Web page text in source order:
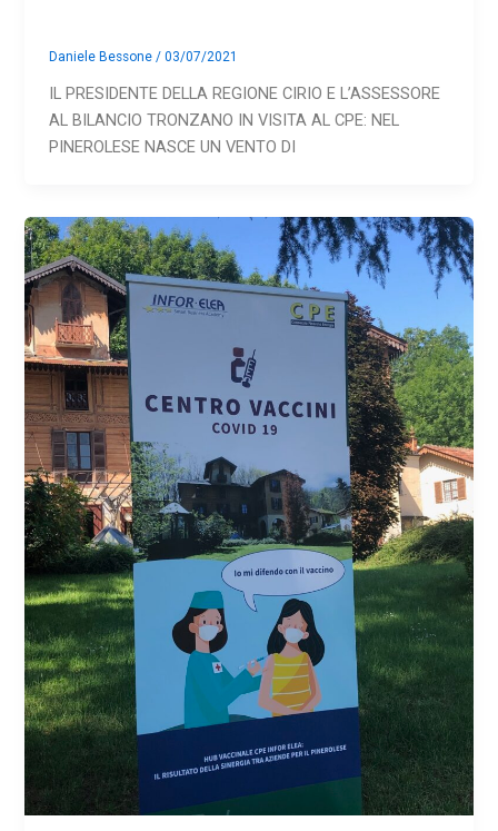
Daniele Bessone/03/07/2021
IL PRESIDENTE DELLA REGIONE CIRIO E L’ASSESSORE
AL BILANCIO TRONZANO IN VISITA AL CPE: NEL
PINEROLESE NASCE UN VENTO DI